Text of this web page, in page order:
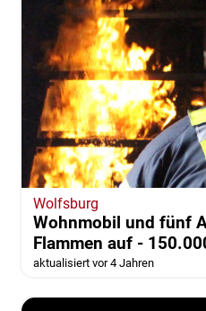
Wolfsburg
Wohnmobil und fünf
Flammen auf -
aktualisiert vor 4 Jahren